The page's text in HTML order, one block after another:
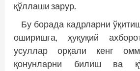
қўллаши зарур.
Бу борада кадрларни
оширишга, ҳуқуқий
усуллар орқали кенг
қонунларни билиш ва